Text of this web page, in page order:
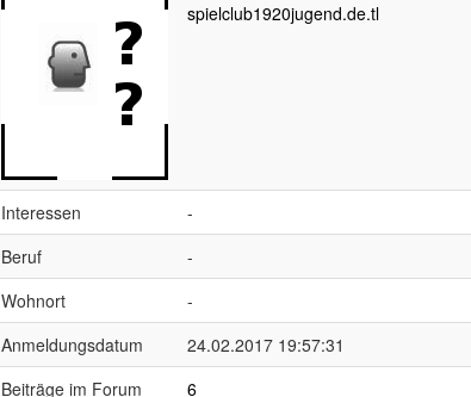
spielclub1920jugend.de.tl
Interessen
-
Beruf
-
Wohnort
-
Anmeldungsdatum
24.02.2017 19:57:31
Beiträge im Forum
6